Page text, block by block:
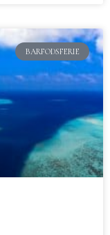
BARFODSFERIE